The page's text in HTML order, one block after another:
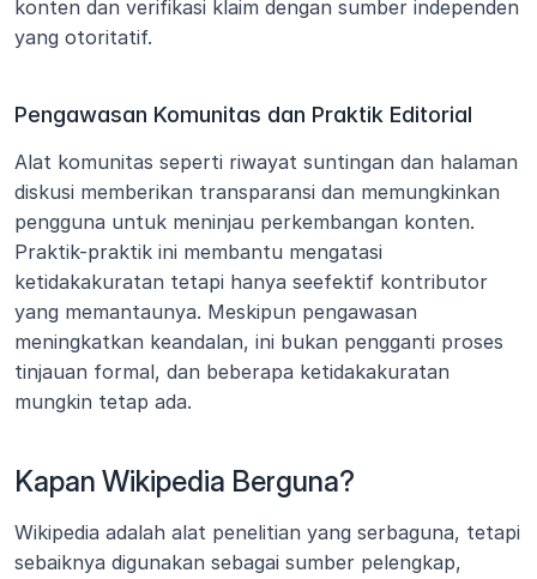
konten dan verifikasi klaim dengan sumber independen
yang otoritatif.
Pengawasan Komunitas dan Praktik Editorial
Alat komunitas seperti riwayat suntingan dan halaman
diskusi memberikan transparansi dan memungkinkan
pengguna untuk meninjau perkembangan konten.
Praktik-praktik ini membantu mengatasi
ketidakakuratan tetapi hanya seefektif kontributor
yang memantaunya. Meskipun pengawasan
meningkatkan keandalan, ini bukan pengganti proses
tinjauan formal, dan beberapa ketidakakuratan
mungkin tetap ada.
Kapan Wikipedia Berguna?
Wikipedia adalah alat penelitian yang serbaguna, tetapi
sebaiknya digunakan sebagai sumber pelengkap,